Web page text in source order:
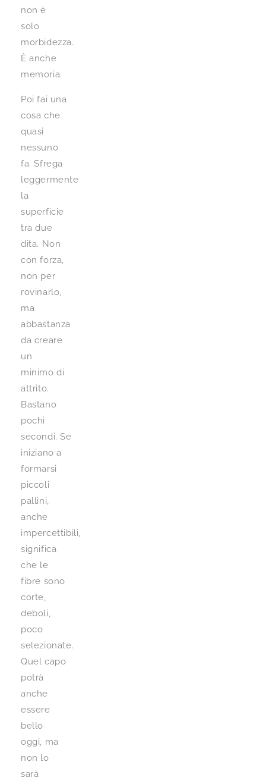
non è
solo
morbidezza.
È anche
memoria.
Poi fai una
cosa che
quasi
nessuno
fa. Sfrega
leggermente
la
superficie
tra due
dita. Non
con forza,
non per
rovinarlo,
ma
abbastanza
da creare
un
minimo di
attrito.
Bastano
pochi
secondi. Se
iniziano a
formarsi
piccoli
pallini,
anche
impercettibili,
significa
che le
fibre sono
corte,
deboli,
poco
selezionate.
Quel capo
potrà
anche
essere
bello
oggi, ma
non lo
sarà